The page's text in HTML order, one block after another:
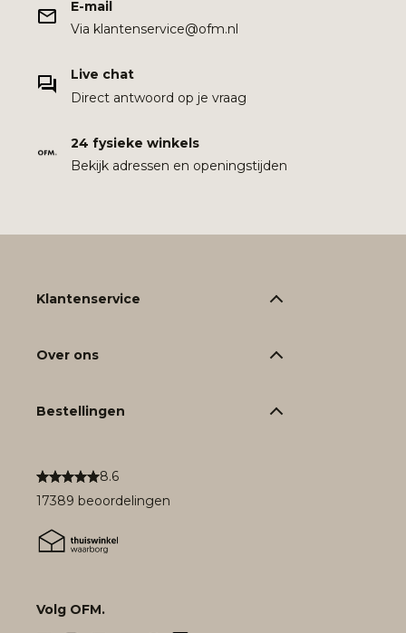
E-mail
Via klantenservice@ofm.nl
Live chat
Direct antwoord op je vraag
24 fysieke winkels
Bekijk adressen en openingstijden
8.6
17389 beoordelingen
Volg OFM.
Klantenservice
Over ons
Bestellingen